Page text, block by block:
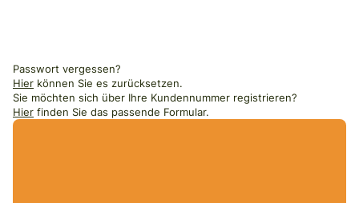
Passwort vergessen?
Hier können Sie es zurücksetzen.
Sie möchten sich über Ihre Kundennummer registrieren?
Hier finden Sie das passende Formular.